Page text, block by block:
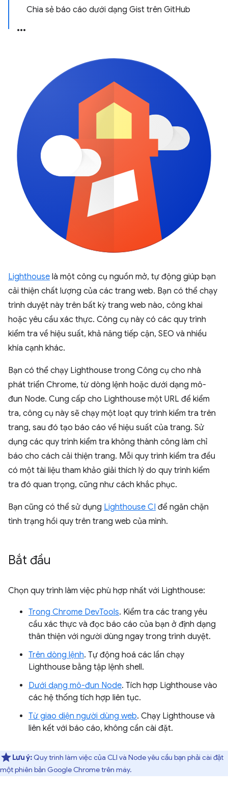
Chia sẻ báo cáo dưới dạng Gist trên GitHub
Lighthouse là một công cụ nguồn mở, tự động giúp bạn
cải thiện chất lượng của các trang web. Bạn có thể chạy
trình duyệt này trên bất kỳ trang web nào, công khai
hoặc yêu cầu xác thực. Công cụ này có các quy trình
kiểm tra về hiệu suất, khả năng tiếp cận, SEO và nhiều
khía cạnh khác.
Bạn có thể chạy Lighthouse trong Công cụ cho nhà
phát triển Chrome, từ dòng lệnh hoặc dưới dạng mô-
đun Node. Cung cấp cho Lighthouse một URL để kiểm
tra, công cụ này sẽ chạy một loạt quy trình kiểm tra trên
trang, sau đó tạo báo cáo về hiệu suất của trang. Sử
dụng các quy trình kiểm tra không thành công làm chỉ
báo cho cách cải thiện trang. Mỗi quy trình kiểm tra đều
có một tài liệu tham khảo giải thích lý do quy trình kiểm
tra đó quan trọng, cũng như cách khắc phục.
Bạn cũng có thể sử dụng Lighthouse CI để ngăn chặn
tình trạng hồi quy trên trang web của mình.
Bắt đầu
Chọn quy trình làm việc phù hợp nhất với Lighthouse:
Trong Chrome DevTools. Kiểm tra các trang yêu
cầu xác thực và đọc báo cáo của bạn ở định dạng
thân thiện với người dùng ngay trong trình duyệt.
Trên dòng lệnh. Tự động hoá các lần chạy
Lighthouse bằng tập lệnh shell.
Dưới dạng mô-đun Node. Tích hợp Lighthouse vào
các hệ thống tích hợp liên tục.
Từ giao diện người dùng web. Chạy Lighthouse và
liên kết với báo cáo, không cần cài đặt.
Lưu ý:Quy trình làm việc của CLI và Node yêu cầu bạn phải cài đặt
một phiên bản Google Chrome trên máy.